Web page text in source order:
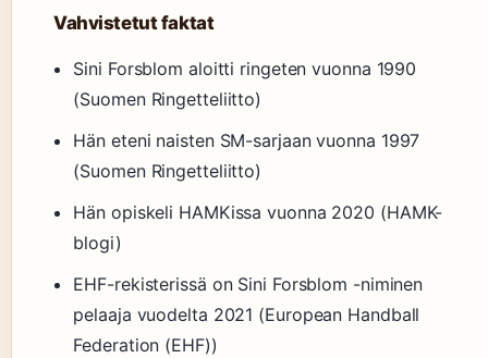
Vahvistetut faktat
Sini Forsblom aloitti ringeten vuonna 1990
(Suomen Ringetteliitto)
Hän eteni naisten SM-sarjaan vuonna 1997
(Suomen Ringetteliitto)
Hän opiskeli HAMKissa vuonna 2020 (HAMK-
blogi)
EHF-rekisterissä on Sini Forsblom -niminen
pelaaja vuodelta 2021 (European Handball
Federation (EHF))